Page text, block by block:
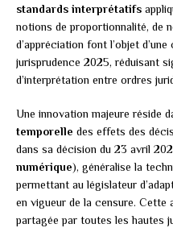
standards interprétatifs
notions de proportionnalité, de
d’appréciation font l’objet
jurisprudence 2025, réduisant
d’interprétation entre ordres
Une innovation majeure réside
temporelle des effets des
dans sa décision du 23 avril
numérique), généralise la
permettant au législateur
en vigueur de la censure. Cette
partagée par toutes les hautes